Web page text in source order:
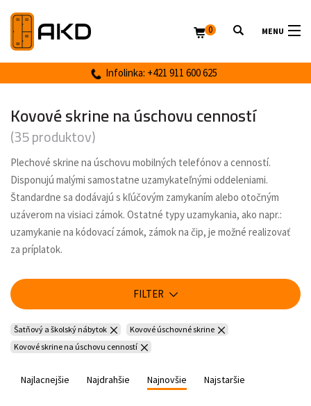
MENU
Infolinka: +421 911 600 625
0
Kovové skrine na úschovu cenností
(35 produktov)
Plechové skrine na úschovu mobilných telefónov a cenností.
Disponujú malými samostatne uzamykateľnými oddeleniami.
Štandardne sa dodávajú s kľúčovým zamykaním alebo otočným
uzáverom na visiaci zámok. Ostatné typy uzamykania, ako napr.:
uzamykanie na kódovací zámok, zámok na čip, je možné realizovať
za príplatok.
FILTER
Šatňový a školský nábytok
Kovové úschovné skrine
Kovové skrine na úschovu cenností
Najlacnejšie Najdrahšie Najnovšie Najstaršie